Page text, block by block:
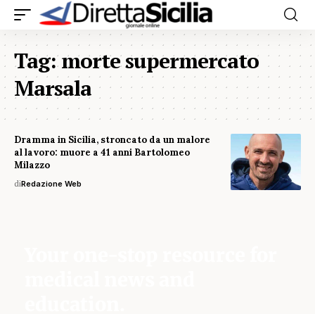
Tag:morte supermercato
Marsala
Dramma in Sicilia, stroncato da un malore
al lavoro: muore a 41 anni Bartolomeo
Milazzo
diRedazione Web